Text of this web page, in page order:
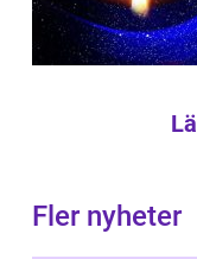
Fler nyheter